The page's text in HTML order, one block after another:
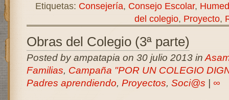
Etiquetas: Consejería, Consejo Escolar,
del colegio, Proyecto,
Obras del Colegio (3ª parte)
Posted by ampatapia on 30 julio 2013 in
Familias, Campaña "POR UN COLEGIO
Padres aprendiendo, Proyectos, Soci@s ∞